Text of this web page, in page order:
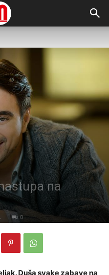
na
0
Duša svake zabave na